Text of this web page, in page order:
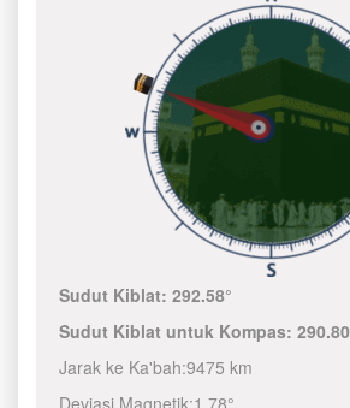
Sudut Kiblat:292.58°
Sudut Kiblat untuk Kompas:290.80
Jarak ke Ka'bah:9475 km
Deviasi Magnetik:1.78°